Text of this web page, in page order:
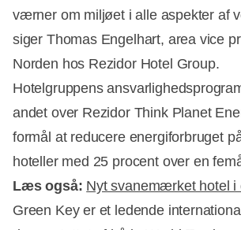
Annonce
værner om miljøet i alle aspekter af
siger Thomas Engelhart, area vice
Norden hos Rezidor Hotel Group.
Hotelgruppens
andet over Rezidor Think Planet
formål at reducere energiforbruget
hoteller med 25 procent over en
Læs også: Nyt svanemærket hotel i
Green Key er et ledende